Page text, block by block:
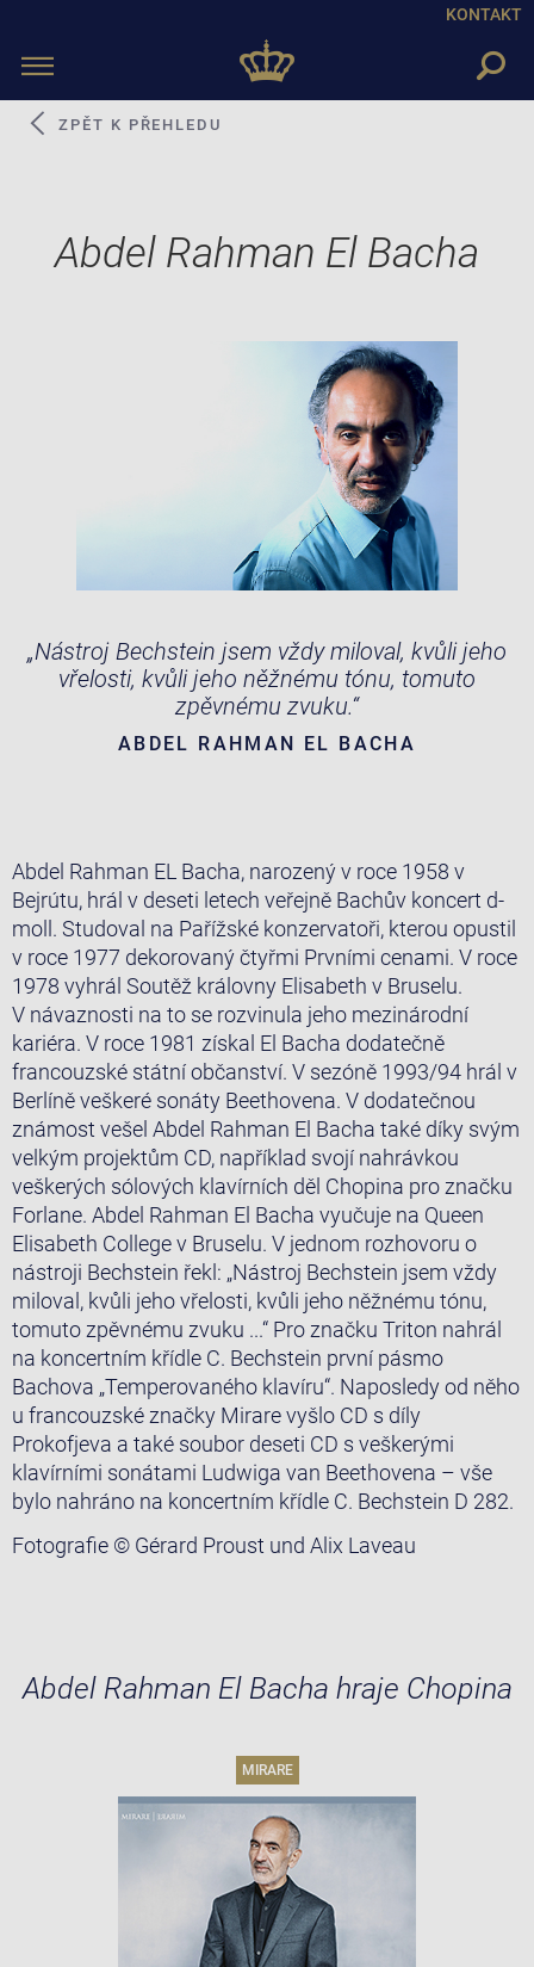
KONTAKT
Toggle
Abdel Rahman El Bacha
ZPĚT K PŘEHLEDU
„Nástroj Bechstein jsem vždy miloval, kvůli jeho
vřelosti, kvůli jeho něžnému tónu, tomuto
zpěvnému zvuku.“
ABDEL RAHMAN EL BACHA
Abdel Rahman EL Bacha, narozený v roce 1958 v
Bejrútu, hrál v deseti letech veřejně Bachův koncert d-
moll. Studoval na Pařížské konzervatoři, kterou opustil
v roce 1977 dekorovaný čtyřmi Prvními cenami. V roce
1978 vyhrál Soutěž královny Elisabeth v Bruselu.
V návaznosti na to se rozvinula jeho mezinárodní
kariéra. V roce 1981 získal El Bacha dodatečně
francouzské státní občanství. V sezóně 1993/94 hrál v
Berlíně veškeré sonáty Beethovena. V dodatečnou
známost vešel Abdel Rahman El Bacha také díky svým
velkým projektům CD, například svojí nahrávkou
veškerých sólových klavírních děl Chopina pro značku
Forlane. Abdel Rahman El Bacha vyučuje na Queen
Elisabeth College v Bruselu. V jednom rozhovoru o
nástroji Bechstein řekl: „Nástroj Bechstein jsem vždy
miloval, kvůli jeho vřelosti, kvůli jeho něžnému tónu,
tomuto zpěvnému zvuku ...“ Pro značku Triton nahrál
na koncertním křídle C. Bechstein první pásmo
Bachova „Temperovaného klavíru“. Naposledy od něho
u francouzské značky Mirare vyšlo CD s díly
Prokofjeva a také soubor deseti CD s veškerými
klavírními sonátami Ludwiga van Beethovena – vše
bylo nahráno na koncertním křídle C. Bechstein D 282.
Fotografie © Gérard Proust und Alix Laveau
Abdel Rahman El Bacha hraje Chopina
MIRARE